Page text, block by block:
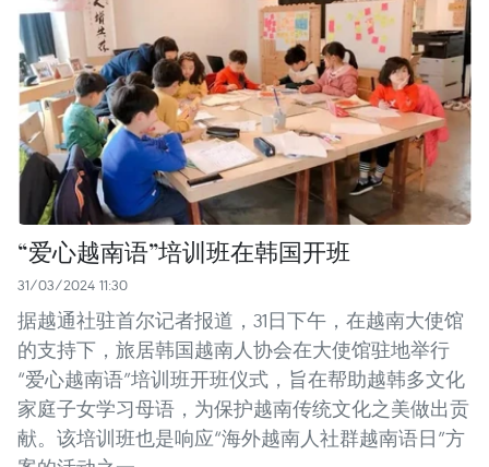
“爱心越南语”培训班在韩国开班
31/03/2024 11:30
据越通社驻首尔记者报道，31日下午，在越南大使馆
的支持下，旅居韩国越南人协会在大使馆驻地举行
“爱心越南语”培训班开班仪式，旨在帮助越韩多文化
家庭子女学习母语，为保护越南传统文化之美做出贡
献。该培训班也是响应“海外越南人社群越南语日”方